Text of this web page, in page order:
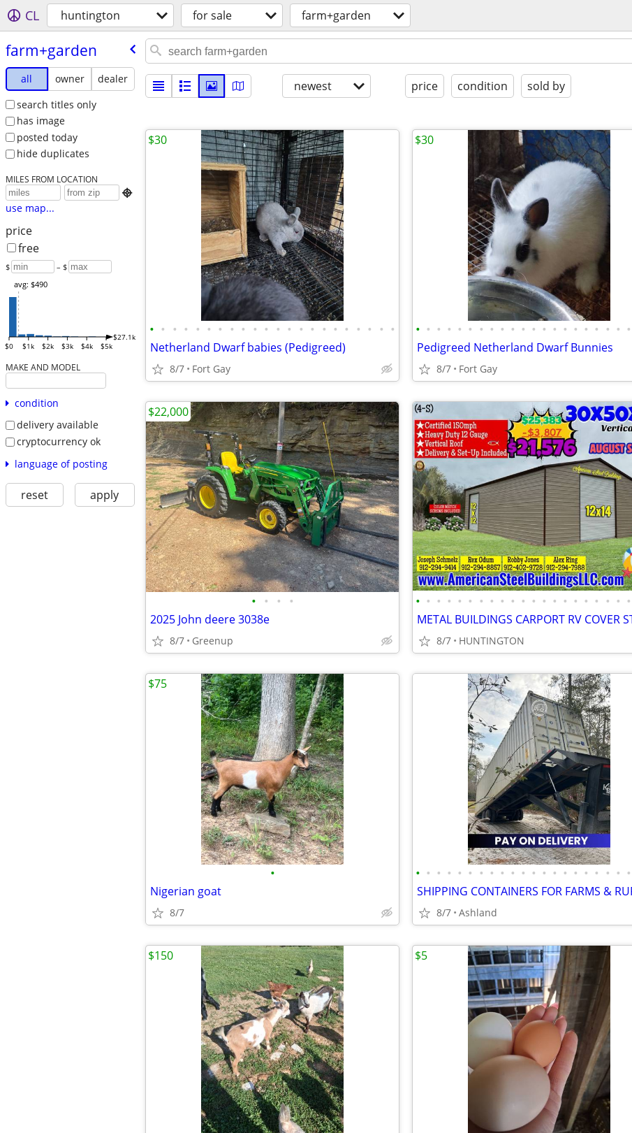
CL huntington for sale farm+garden
farm+garden
all owner
dealer
search titles only
has image
posted today
hide duplicates
MILES FROM LOCATION

use map...
price
free
$ – $
$0 $1k $2k $3k $4k $5k
$27.1k
avg: $490
MAKE AND MODEL
condition
delivery available
cryptocurrency ok
language of posting
reset apply
newest price condition sold by
• • • • • • • • • • • • • • • • • • • • • •
Netherland Dwarf babies (Pedigreed)
8/7 Fort Gay
$30
• • • • • • • • • • • • • • • • • • • • •
Pedigreed Netherland Dwarf Bunnies
8/7 Fort Gay
$30
• • • •
2025 John deere 3038e
8/7 Greenup
$22,000
• • • • • • • • • • • • • • • • • • • • •
8/7 HUNTINGTON
•
Nigerian goat
8/7
$75
• • • • • • • • • • • • • • • • • • • • •
8/7 Ashland
$150 $5